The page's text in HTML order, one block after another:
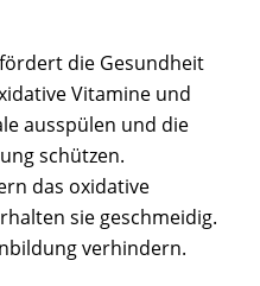
die Gesundheit
Vitamine und
ausspülen und die
schützen.
das oxidative
sie geschmeidig.
verhindern.